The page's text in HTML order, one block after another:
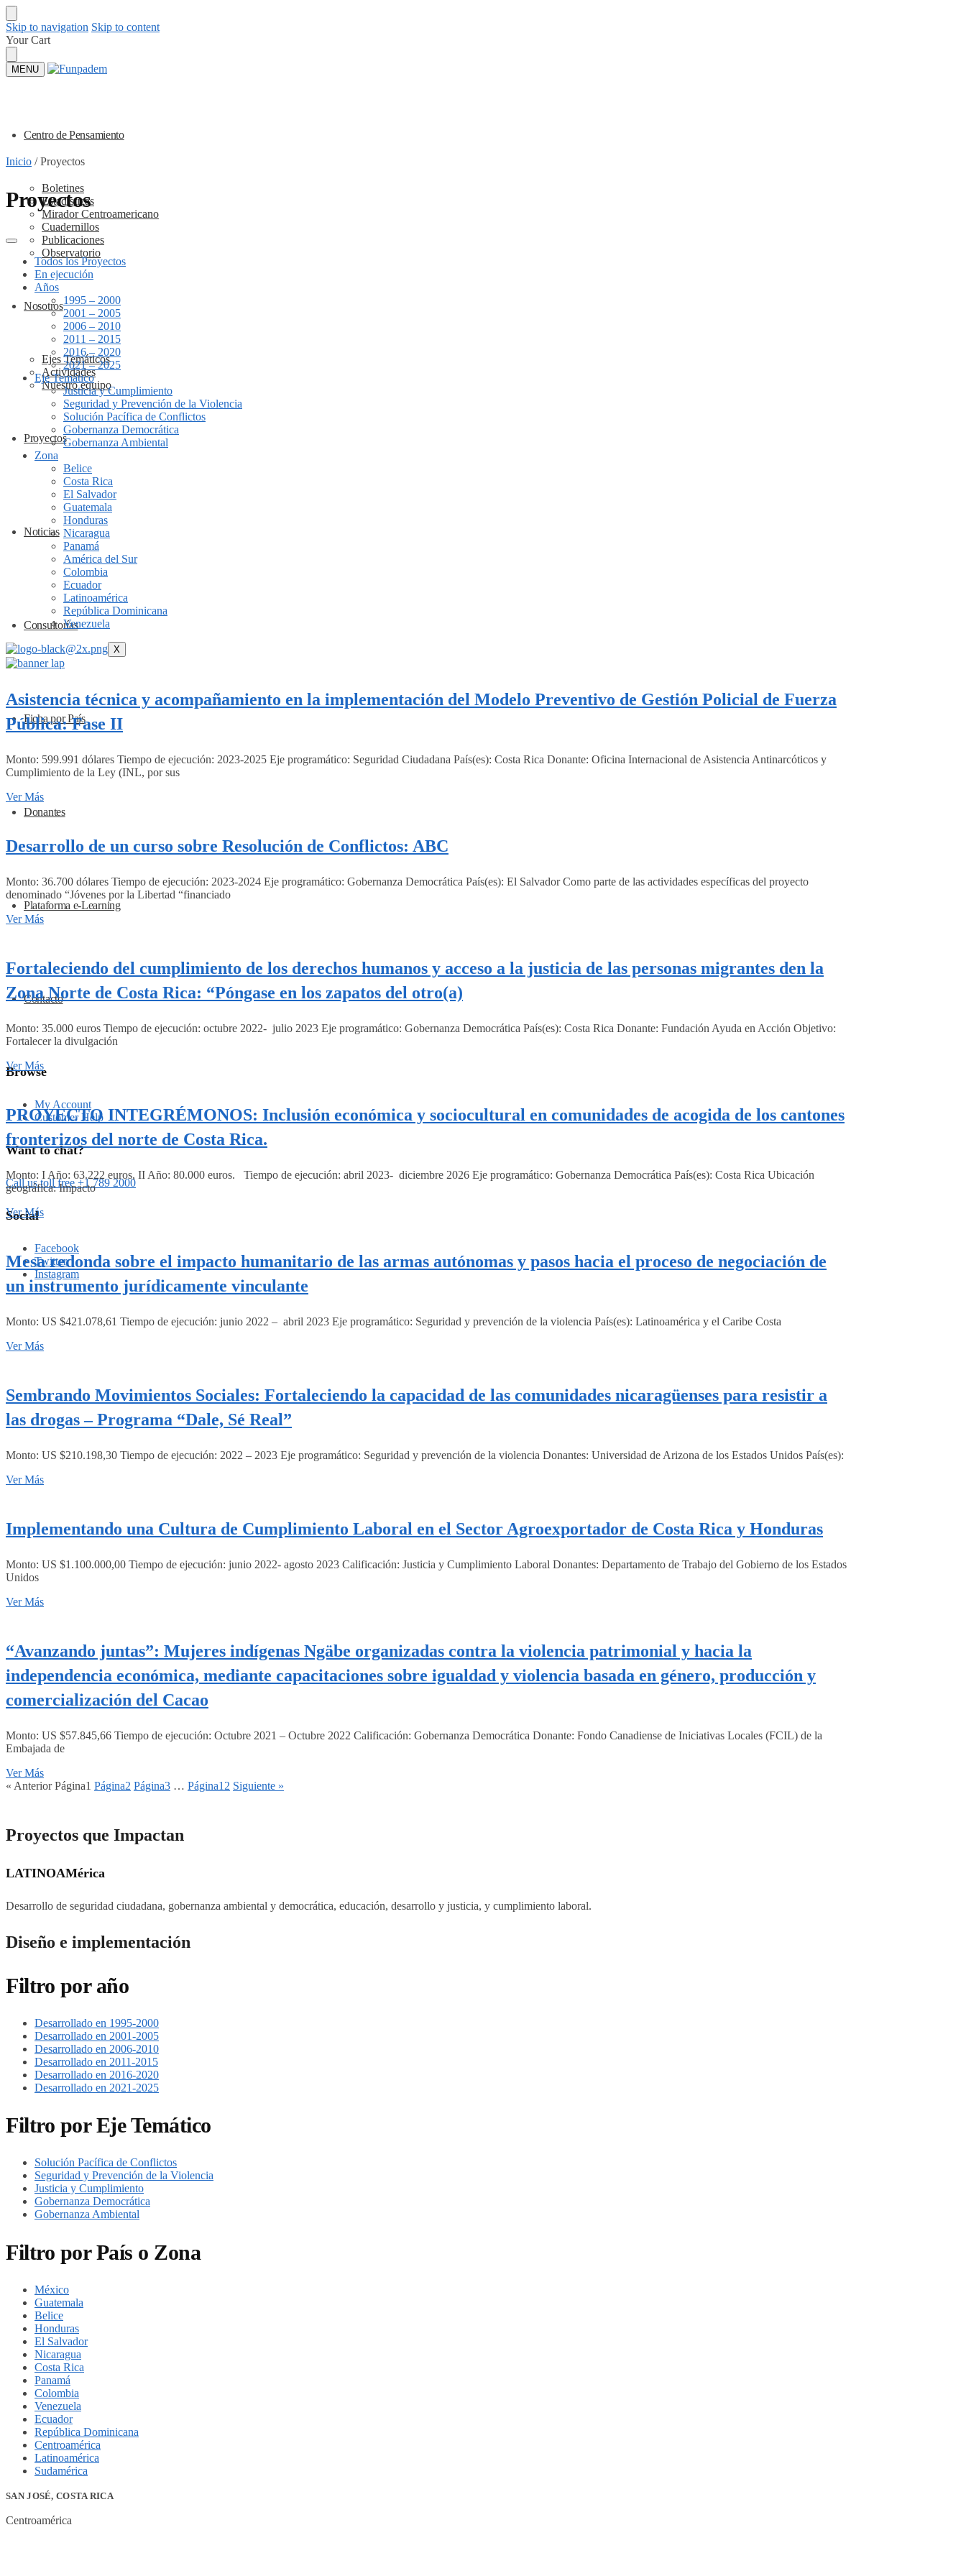
Skip to navigation Skip to content
Your Cart
MENU
Centro de Pensamiento
Boletines
Estadísticas
Mirador Centroamericano
Cuadernillos
Publicaciones
Observatorio
Nosotros
Ejes Temáticos
Actividades
Nuestro equipo
Proyectos
Noticias
Consultorías
Ficha por País
Donantes
Plataforma e-Learning
Contacto
Browse
My Account
Customer Help
Want to chat?
Call us toll free +1 789 2000
Social
Facebook
Twitter
Instagram
Inicio /Proyectos
Proyectos
Todos los Proyectos
En ejecución
Años
1995 – 2000
2001 – 2005
2006 – 2010
2011 – 2015
2016 – 2020
2021 – 2025
Eje Temático
Justicia y Cumplimiento
Seguridad y Prevención de la Violencia
Solución Pacífica de Conflictos
Gobernanza Democrática
Gobernanza Ambiental
Zona
Belice
Costa Rica
El Salvador
Guatemala
Honduras
Nicaragua
Panamá
América del Sur
Colombia
Ecuador
Latinoamérica
República Dominicana
Venezuela
X
Asistencia técnica y acompañamiento en la implementación del Modelo Preventivo de Gestión Policial de Fuerza
Pública: Fase II
Monto: 599.991 dólares Tiempo de ejecución: 2023-2025 Eje programático: Seguridad Ciudadana País(es): Costa Rica Donante: Oficina Internacional de Asistencia Antinarcóticos y
Cumplimiento de la Ley (INL, por sus
Ver Más
Desarrollo de un curso sobre Resolución de Conflictos: ABC
Monto: 36.700 dólares Tiempo de ejecución: 2023-2024 Eje programático: Gobernanza Democrática País(es): El Salvador Como parte de las actividades específicas del proyecto
denominado “Jóvenes por la Libertad “financiado
Ver Más
Fortaleciendo del cumplimiento de los derechos humanos y acceso a la justicia de las personas migrantes den la
Zona Norte de Costa Rica: “Póngase en los zapatos del otro(a)
Monto: 35.000 euros Tiempo de ejecución: octubre 2022- julio 2023 Eje programático: Gobernanza Democrática País(es): Costa Rica Donante: Fundación Ayuda en Acción Objetivo:
Fortalecer la divulgación
Ver Más
PROYECTO INTEGRÉMONOS: Inclusión económica y sociocultural en comunidades de acogida de los cantones
fronterizos del norte de Costa Rica.
Monto: I Año: 63.222 euros, II Año: 80.000 euros. Tiempo de ejecución: abril 2023- diciembre 2026 Eje programático: Gobernanza Democrática País(es): Costa Rica Ubicación
geográfica: Impacto
Ver Más
Mesa redonda sobre el impacto humanitario de las armas autónomas y pasos hacia el proceso de negociación de
un instrumento jurídicamente vinculante
Monto: US $421.078,61 Tiempo de ejecución: junio 2022 – abril 2023 Eje programático: Seguridad y prevención de la violencia País(es): Latinoamérica y el Caribe Costa
Ver Más
Sembrando Movimientos Sociales: Fortaleciendo la capacidad de las comunidades nicaragüenses para resistir a
las drogas – Programa “Dale, Sé Real”
Monto: US $210.198,30 Tiempo de ejecución: 2022 – 2023 Eje programático: Seguridad y prevención de la violencia Donantes: Universidad de Arizona de los Estados Unidos País(es):
Ver Más
Implementando una Cultura de Cumplimiento Laboral en el Sector Agroexportador de Costa Rica y Honduras
Monto: US $1.100.000,00 Tiempo de ejecución: junio 2022- agosto 2023 Calificación: Justicia y Cumplimiento Laboral Donantes: Departamento de Trabajo del Gobierno de los Estados
Unidos
Ver Más
“Avanzando juntas”: Mujeres indígenas Ngäbe organizadas contra la violencia patrimonial y hacia la
independencia económica, mediante capacitaciones sobre igualdad y violencia basada en género, producción y
comercialización del Cacao
Monto: US $57.845,66 Tiempo de ejecución: Octubre 2021 – Octubre 2022 Calificación: Gobernanza Democrática Donante: Fondo Canadiense de Iniciativas Locales (FCIL) de la
Embajada de
Ver Más
« Anterior Página1 Página2 Página3 … Página12 Siguiente »
Proyectos que Impactan
LATINOAMérica
Desarrollo de seguridad ciudadana, gobernanza ambiental y democrática, educación, desarrollo y justicia, y cumplimiento laboral.
Diseño e implementación
Filtro por año
Desarrollado en 1995-2000
Desarrollado en 2001-2005
Desarrollado en 2006-2010
Desarrollado en 2011-2015
Desarrollado en 2016-2020
Desarrollado en 2021-2025
Filtro por Eje Temático
Solución Pacífica de Conflictos
Seguridad y Prevención de la Violencia
Justicia y Cumplimiento
Gobernanza Democrática
Gobernanza Ambiental
Filtro por País o Zona
México
Guatemala
Belice
Honduras
El Salvador
Nicaragua
Costa Rica
Panamá
Colombia
Venezuela
Ecuador
República Dominicana
Centroamérica
Latinoamérica
Sudamérica
SAN JOSÉ, COSTA RICA
Centroamérica